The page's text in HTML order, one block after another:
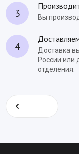
3 Вы
4
Доставка
России или
отделения.